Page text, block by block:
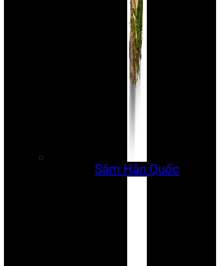
Sâm Hàn Quốc